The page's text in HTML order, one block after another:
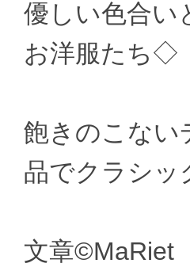
優しい色合い
お洋服たち◇
飽きのこない
品でクラシ
文章©MaRiet